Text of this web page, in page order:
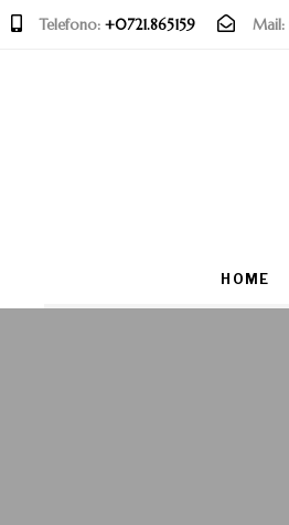
Telefono: +0721.865159 Mail:
HOME